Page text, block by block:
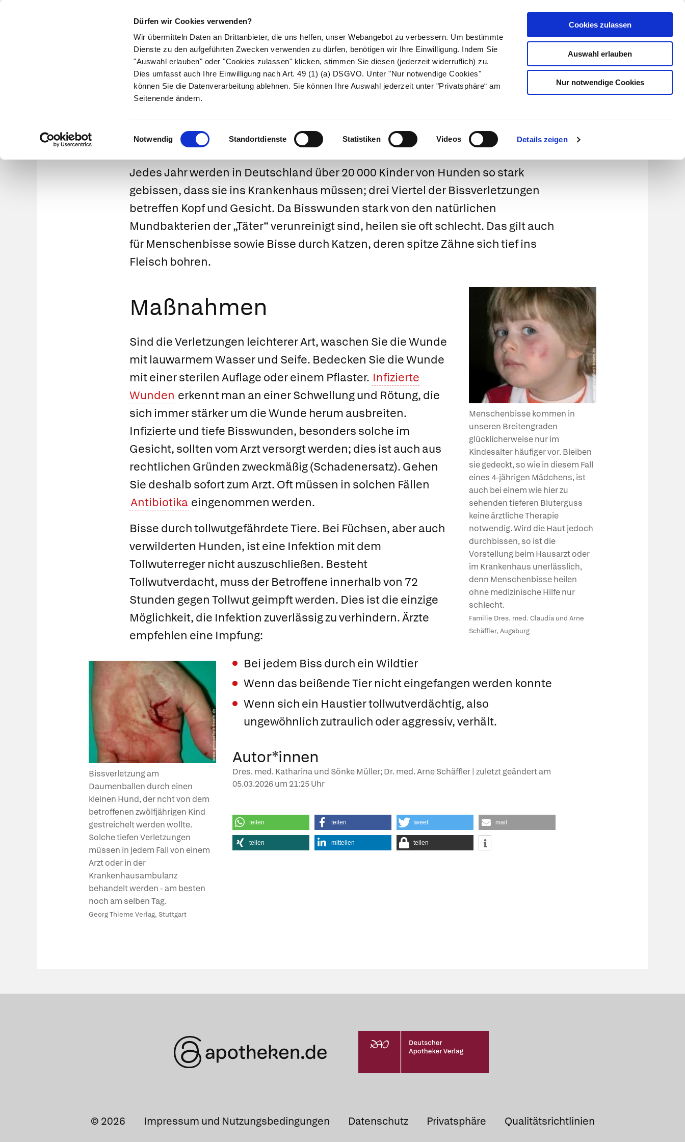
Dürfen wir Cookies verwenden?
Wir übermitteln Daten an Drittanbieter, die uns helfen, unser Webangebot zu verbessern. Um bestimmte
Dienste zu den aufgeführten Zwecken verwenden zu dürfen, benötigen wir Ihre Einwilligung. Indem Sie
"Auswahl erlauben" oder "Cookies zulassen" klicken, stimmen Sie diesen (jederzeit widerruflich) zu.
Dies umfasst auch Ihre Einwilligung nach Art. 49 (1) (a) DSGVO. Unter "Nur notwendige Cookies"
können Sie die Datenverarbeitung ablehnen. Sie können Ihre Auswahl jederzeit unter "Privatsphäre“ am
Seitenende ändern.
Einwilligungsauswahl
Notwendig Standortdienste Statistiken Videos Details zeigen
Cookies zulassen
Auswahl erlauben
Nur notwendige Cookies
Kundenlogin
Suche
Symptome Therapie Medikamente Naturheilkunde Eltern & Kind Gesund leben Über uns
Bissverletzungen
Jedes Jahr werden in Deutschland über 20 000 Kinder von Hunden so stark
gebissen, dass sie ins Krankenhaus müssen; drei Viertel der Bissverletzungen
betreffen Kopf und Gesicht. Da Bisswunden stark von den natürlichen
Mundbakterien der „Täter“ verunreinigt sind, heilen sie oft schlecht. Das gilt auch
für Menschenbisse sowie Bisse durch Katzen, deren spitze Zähne sich tief ins
Fleisch bohren.
Menschenbisse kommen in
unseren Breitengraden
glücklicherweise nur im
Kindesalter häufiger vor. Bleiben
sie gedeckt, so wie in diesem Fall
eines 4-jährigen Mädchens, ist
auch bei einem wie hier zu
sehenden tieferen Bluterguss
keine ärztliche Therapie
notwendig. Wird die Haut jedoch
durchbissen, so ist die
Vorstellung beim Hausarzt oder
im Krankenhaus unerlässlich,
denn Menschenbisse heilen
ohne medizinische Hilfe nur
schlecht.
Familie Dres. med. Claudia und Arne
Schäffler, Augsburg
Maßnahmen
Sind die Verletzungen leichterer Art, waschen Sie die Wunde
mit lauwarmem Wasser und Seife. Bedecken Sie die Wunde
mit einer sterilen Auflage oder einem Pflaster. Infizierte
Wunden erkennt man an einer Schwellung und Rötung, die
sich immer stärker um die Wunde herum ausbreiten.
Infizierte und tiefe Bisswunden, besonders solche im
Gesicht, sollten vom Arzt versorgt werden; dies ist auch aus
rechtlichen Gründen zweckmäßig (Schadenersatz). Gehen
Sie deshalb sofort zum Arzt. Oft müssen in solchen Fällen
Antibiotika eingenommen werden.
Bisse durch tollwutgefährdete Tiere. Bei Füchsen, aber auch
verwilderten Hunden, ist eine Infektion mit dem
Tollwuterreger nicht auszuschließen. Besteht
Tollwutverdacht, muss der Betroffene innerhalb von 72
Stunden gegen Tollwut geimpft werden. Dies ist die einzige
Möglichkeit, die Infektion zuverlässig zu verhindern. Ärzte
empfehlen eine Impfung:
Bissverletzung am
Daumenballen durch einen
kleinen Hund, der ncht von dem
betroffenen zwölfjährigen Kind
gestreichelt werden wollte.
Solche tiefen Verletzungen
müssen in jedem Fall von einem
Arzt oder in der
Krankenhausambulanz
behandelt werden - am besten
noch am selben Tag.
Georg Thieme Verlag, Stuttgart
Bei jedem Biss durch ein Wildtier
Wenn das beißende Tier nicht eingefangen werden konnte
Wenn sich ein Haustier tollwutverdächtig, also
ungewöhnlich zutraulich oder aggressiv, verhält.
Autor*innen
Dres. med. Katharina und Sönke Müller; Dr. med. Arne Schäffler | zuletzt geändert am
05.03.2026um 21:25 Uhr
teilen teilen tweet mail
teilen mitteilen teilen
© 2026 Impressum und Nutzungsbedingungen Datenschutz Privatsphäre Qualitätsrichtlinien